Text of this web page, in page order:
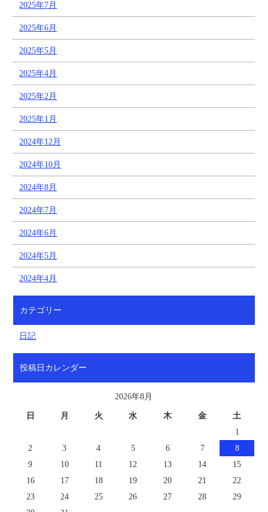
2025年7月
2025年6月
2025年5月
2025年4月
2025年2月
2025年1月
2024年12月
2024年10月
2024年8月
2024年7月
2024年6月
2024年5月
2024年4月
カテゴリー
日記
投稿日カレンダー
2026年8月
日 月 火 水 木 金
土
1
2
3 4 5 6 7
8
9
10 11 12 13 14
15
16
17 18 19 20 21
22
23
24 25 26 27 28
29